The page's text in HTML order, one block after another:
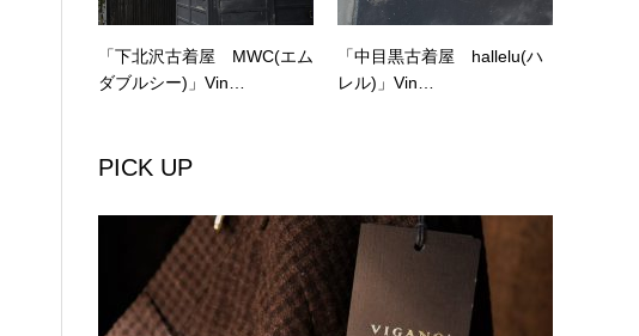
「下北沢古着屋 MWC(エム
ダブルシー)」Vin…
「中目黒古着屋 hallelu(ハ
レル)」Vin…
PICK UP